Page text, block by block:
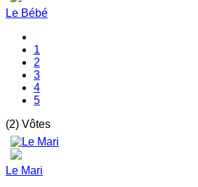
Le Bébé
1
2
3
4
5
(2) Vôtes
Le Mari